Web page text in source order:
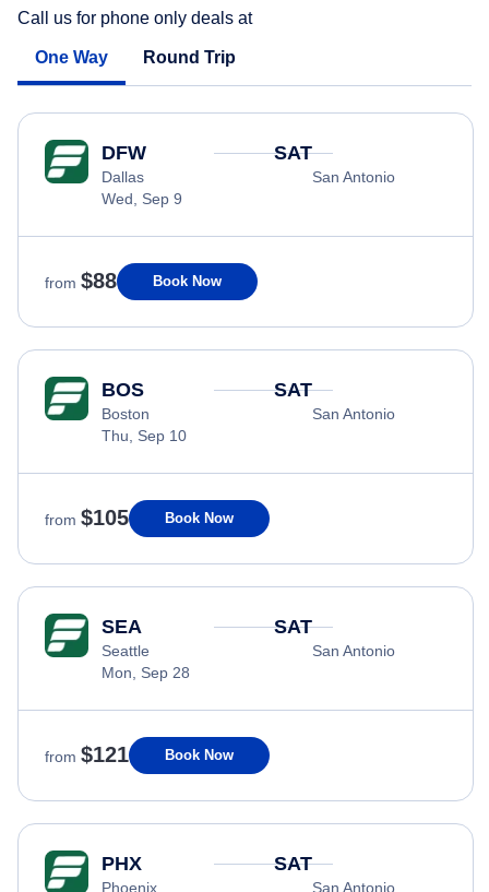
Call us for phone only deals at
One Way Round Trip
DFW
Dallas
Wed, Sep 9
SAT
San Antonio
from $88 Book Now
BOS
Boston
Thu, Sep 10
SAT
San Antonio
from $105 Book Now
SEA
Seattle
Mon, Sep 28
SAT
San Antonio
from $121 Book Now
PHX
Phoenix
SAT
San Antonio